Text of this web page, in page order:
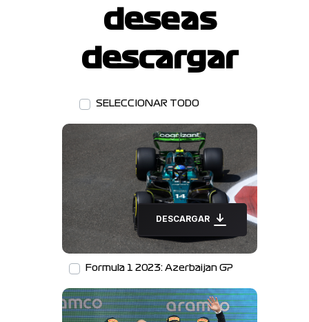
deseas
descargar
SELECCIONAR TODO
DESCARGAR
Formula 1 2023: Azerbaijan GP